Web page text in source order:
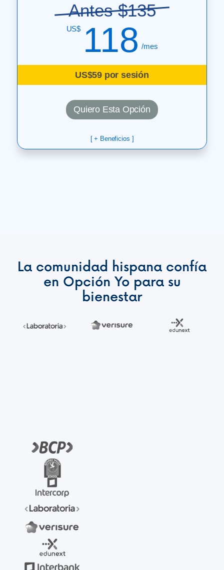
Antes $135
US$ 118 /mes
US$59 por sesión
Quiero Esta Opción
[ + Beneficios ]
La comunidad hispana confía
en Opción Yo para su
bienestar